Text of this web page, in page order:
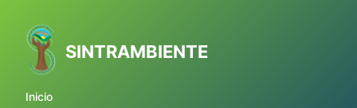
SINTRAMBIENTE
Inicio
contenido